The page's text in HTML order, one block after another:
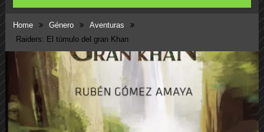
Home Género
Aventuras
Raiders: El túmulo del gran Khan